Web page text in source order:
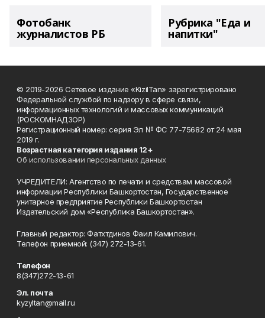
Фотобанк
журналистов РБ
Рубрика "Еда и
напитки"
© 2019-2026 Сетевое издание «KizilTan» зарегистрировано
Федеральной службой по надзору в сфере связи,
информационных технологий и массовых коммуникаций
(РОСКОМНАДЗОР)
Регистрационный номер: серия Эл № ФС 77-75682 от 24 мая
2019 г.
Возрастная категория издания 12+
Об использовании персональных данных
УЧРЕДИТЕЛИ: Агентство по печати и средствам массовой
информации Республики Башкортостан, Государственное
унитарное предприятие Республики Башкортостан
Издательский дом «Республика Башкортостан».
Главный редактор: Фатхтдинов Фаил Камилович.
Телефон приемной: (347) 272-13-61.
Телефон
8(347)272-13-61
Эл. почта
kyzyltan@mail.ru